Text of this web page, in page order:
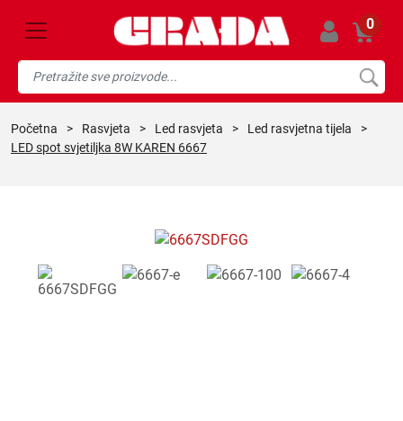
0
početna > rasvjeta > led rasvjeta > led rasvjetna tijela
>
LED spot svjetiljka 8W KAREN 6667